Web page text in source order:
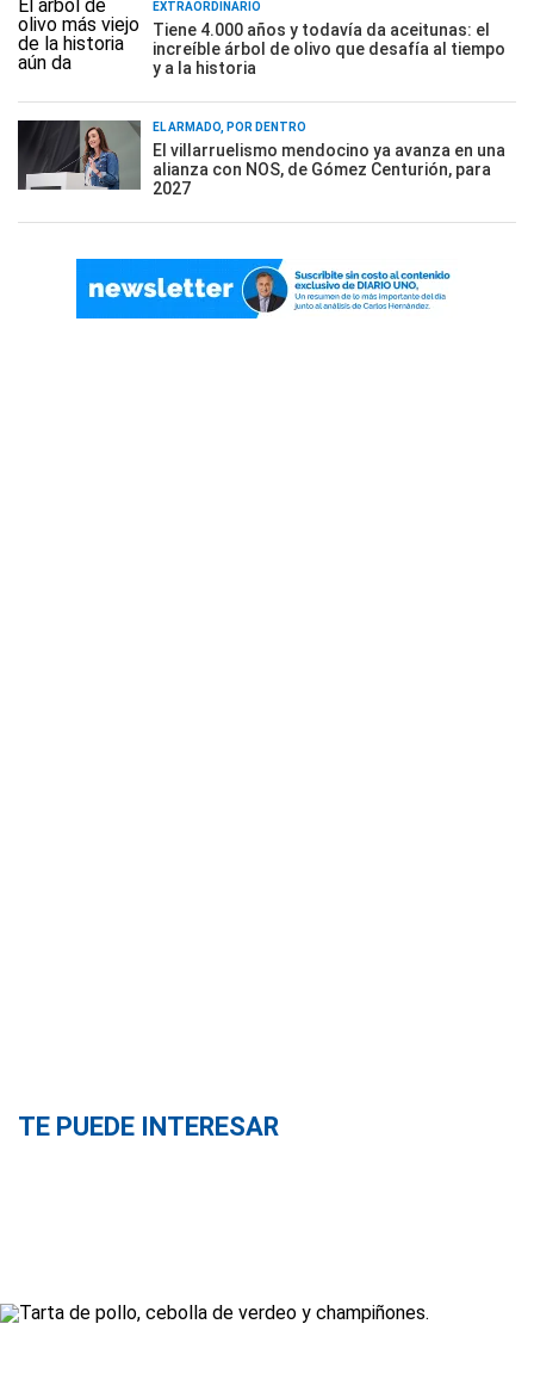
EXTRAORDINARIO
Tiene 4.000 años y todavía da aceitunas: el
increíble árbol de olivo que desafía al tiempo
y a la historia
EL ARMADO, POR DENTRO
El villarruelismo mendocino ya avanza en una
alianza con NOS, de Gómez Centurión, para
2027
TE PUEDE INTERESAR